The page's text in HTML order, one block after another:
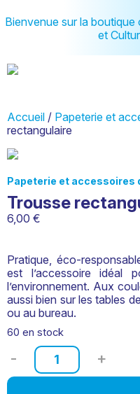
Bienvenue sur la
et
Accueil / Papeterie et
rectangulaire
Papeterie et accessoires
Trousse
6,00 €
Pratique, éco-
est l’accessoire idéal
l’environnement. Aux
aussi bien sur les tables
ou au bureau.
60 en stock
quantité
de
Trousse